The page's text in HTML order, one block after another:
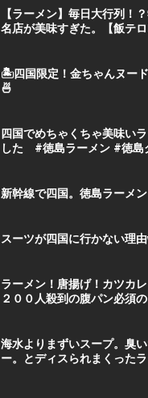
【ラーメン】毎日大行列！
名店が美味すぎた。【飯テロ
🏝四国限定！金ちゃんヌー
🍜
四国でめちゃくちゃ美味い
した #徳島ラーメン #徳島
新幹線で四国。徳島ラーメ
スーツが四国に行かない理
ラーメン！唐揚げ！カツカ
２００人殺到の腹パン必須
海水よりまずいスープ。臭
ー。とディスられまくった